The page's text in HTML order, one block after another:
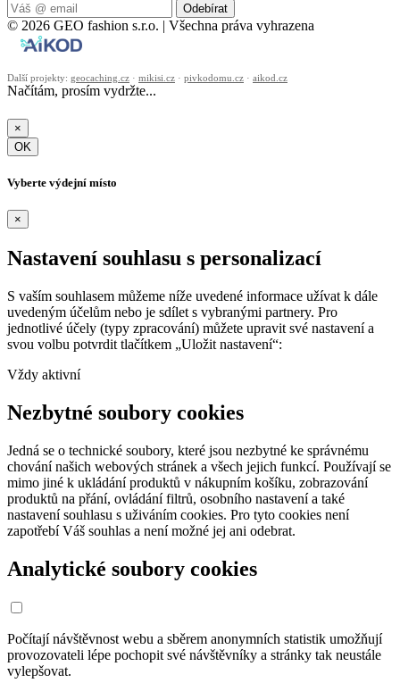
Odebírat
© 2026 GEO fashion s.r.o. | Všechna práva vyhrazena
Další projekty: geocaching.cz · mikisi.cz · pivkodomu.cz · aikod.cz
Načítám, prosím vydržte...
×
OK
Vyberte výdejní místo
×
Nastavení souhlasu s personalizací
S vaším souhlasem můžeme níže uvedené informace užívat k dále
uvedeným účelům nebo je sdílet s vybranými partnery. Pro
jednotlivé účely (typy zpracování) můžete upravit své nastavení a
svou volbu potvrdit tlačítkem „Uložit nastavení“:
Vždy aktivní
Nezbytné soubory cookies
Jedná se o technické soubory, které jsou nezbytné ke správnému
chování našich webových stránek a všech jejich funkcí. Používají se
mimo jiné k ukládání produktů v nákupním košíku, zobrazování
produktů na přání, ovládání filtrů, osobního nastavení a také
nastavení souhlasu s uživáním cookies. Pro tyto cookies není
zapotřebí Váš souhlas a není možné jej ani odebrat.
Analytické soubory cookies
Počítají návštěvnost webu a sběrem anonymních statistik umožňují
provozovateli lépe pochopit své návštěvníky a stránky tak neustále
vylepšovat.